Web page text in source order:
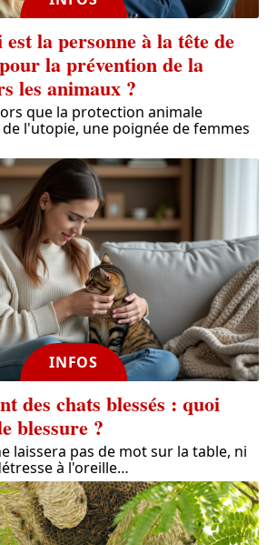
la personne à la tête de
la prévention de la
les animaux ?
que la protection animale
l'utopie, une poignée de femmes
INFOS
des chats blessés : quoi
blessure ?
laissera pas de mot sur la table, ni
à l'oreille…